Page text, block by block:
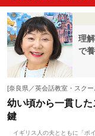
理
で
[奈良県／英会話教室・スク
幼い頃から一貫し
鍵
イギリス人の夫とともに「ポ